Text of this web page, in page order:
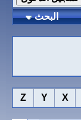
البحث
X
Y
Z